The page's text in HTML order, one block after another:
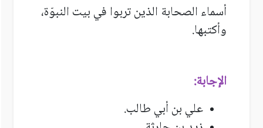
أسماء الصحابة الذين تربوا في بيت النبوّة،
وأكتبها.
الإجابة:
علي بن أبي طالب.